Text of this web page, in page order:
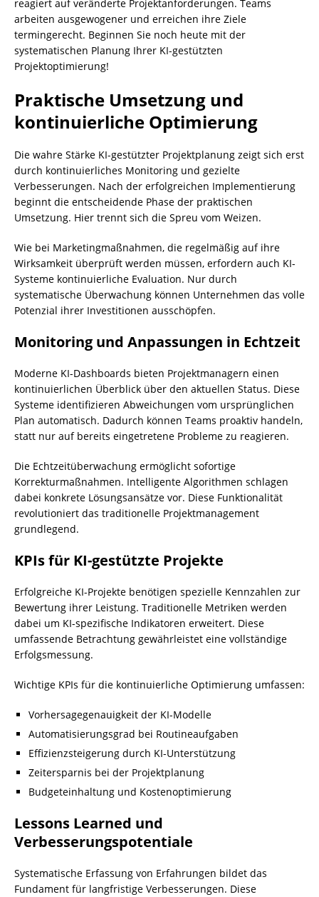
reagiert auf veränderte Projektanforderungen. Teams
arbeiten ausgewogener und erreichen ihre Ziele
termingerecht. Beginnen Sie noch heute mit der
systematischen Planung Ihrer KI-gestützten
Projektoptimierung!
Praktische Umsetzung und
kontinuierliche Optimierung
Die wahre Stärke KI-gestützter Projektplanung zeigt sich erst
durch kontinuierliches Monitoring und gezielte
Verbesserungen. Nach der erfolgreichen Implementierung
beginnt die entscheidende Phase der praktischen
Umsetzung. Hier trennt sich die Spreu vom Weizen.
Wie bei Marketingmaßnahmen, die regelmäßig auf ihre
Wirksamkeit überprüft werden müssen, erfordern auch KI-
Systeme kontinuierliche Evaluation. Nur durch
systematische Überwachung können Unternehmen das volle
Potenzial ihrer Investitionen ausschöpfen.
Monitoring und Anpassungen in Echtzeit
Moderne KI-Dashboards bieten Projektmanagern einen
kontinuierlichen Überblick über den aktuellen Status. Diese
Systeme identifizieren Abweichungen vom ursprünglichen
Plan automatisch. Dadurch können Teams proaktiv handeln,
statt nur auf bereits eingetretene Probleme zu reagieren.
Die Echtzeitüberwachung ermöglicht sofortige
Korrekturmaßnahmen. Intelligente Algorithmen schlagen
dabei konkrete Lösungsansätze vor. Diese Funktionalität
revolutioniert das traditionelle Projektmanagement
grundlegend.
KPIs für KI-gestützte Projekte
Erfolgreiche KI-Projekte benötigen spezielle Kennzahlen zur
Bewertung ihrer Leistung. Traditionelle Metriken werden
dabei um KI-spezifische Indikatoren erweitert. Diese
umfassende Betrachtung gewährleistet eine vollständige
Erfolgsmessung.
Wichtige KPIs für die kontinuierliche Optimierung umfassen:
Vorhersagegenauigkeit der KI-Modelle
Automatisierungsgrad bei Routineaufgaben
Effizienzsteigerung durch KI-Unterstützung
Zeitersparnis bei der Projektplanung
Budgeteinhaltung und Kostenoptimierung
Lessons Learned und
Verbesserungspotentiale
Systematische Erfassung von Erfahrungen bildet das
Fundament für langfristige Verbesserungen. Diese